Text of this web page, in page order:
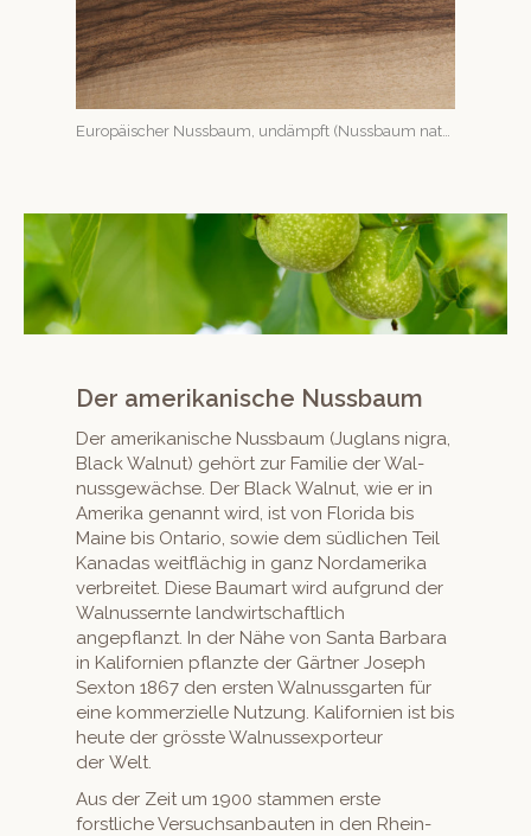
Der amerikanische Nussbaum
Der amerikanis­che Nuss­baum (Juglans nigra,
Black Wal­nut) gehört zur Fam­i­lie der Wal­
nuss­gewächse. Der Black Wal­nut, wie er in
Ameri­ka genan­nt wird, ist von Flori­da bis
Maine bis Ontario, sowie dem südlichen Teil
Kanadas weit­flächig in ganz Nor­dameri­ka
ver­bre­it­et. Diese Bau­mart wird auf­grund der
Wal­nussernte land­wirtschaftlich
angepflanzt. In der Nähe von San­ta Bar­bara
in Kali­fornien pflanzte der Gärt­ner Joseph
Sex­ton 1867 den ersten Wal­nuss­garten für
eine kom­merzielle Nutzung. Kali­fornien ist bis
heute der grösste Wal­nus­s­ex­por­teur
der Welt.
Aus der Zeit um 1900 stam­men erste
forstliche Ver­such­san­baut­en in den Rhein-